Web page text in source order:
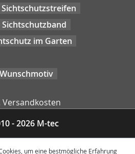
Sichtschutzband
im Garten
Versandkosten
- 2026 M-tec
um eine bestmögliche Erfahrung